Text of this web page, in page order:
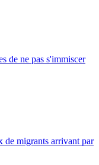
de ne pas s'immiscer
de migrants arrivant par